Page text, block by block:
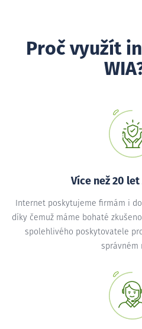
Proč využít
Více než 20
Internet poskytujeme firmám i
díky čemuž máme bohaté
spolehlivého poskytovatele
správném